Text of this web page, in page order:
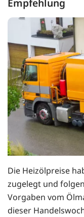
Die Heizölpreise
zugelegt und
Vorgaben vom
dieser